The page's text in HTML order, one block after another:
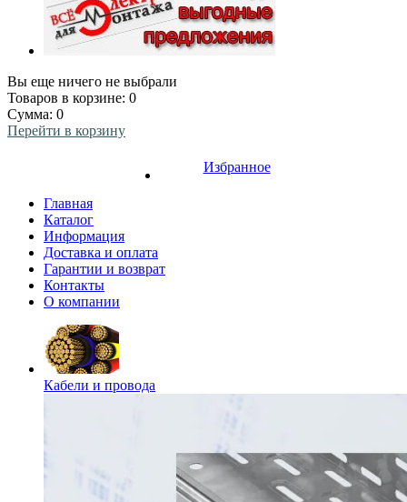
Вы еще ничего не выбрали
Товаров в корзине: 0
Сумма: 0
Перейти в корзину
Избранное
Главная
Каталог
Информация
Доставка и оплата
Гарантии и возврат
Контакты
О компании
Кабели и провода